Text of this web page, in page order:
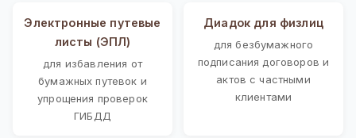
Электронные путевые
листы (ЭПЛ)
для избавления от
бумажных путевок и
упрощения проверок
ГИБДД
Диадок для физлиц
для безбумажного
подписания договоров и
актов с частными
клиентами